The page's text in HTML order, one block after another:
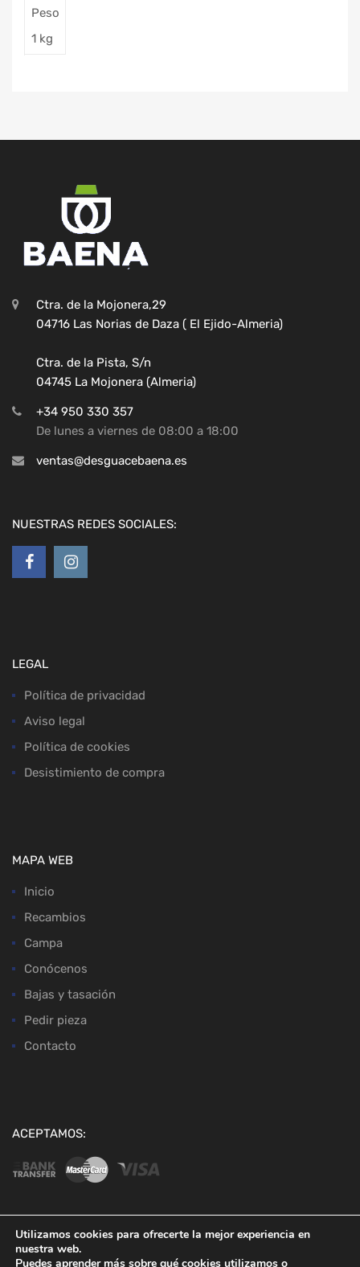
Peso
1 kg
Ctra. de la Mojonera,29
04716 Las Norias de Daza ( El Ejido-Almeria)
Ctra. de la Pista, S/n
04745 La Mojonera (Almeria)
+34 950 330 357
De lunes a viernes de 08:00 a 18:00
ventas@desguacebaena.es
NUESTRAS REDES SOCIALES:
LEGAL
Política de privacidad
Aviso legal
Política de cookies
Desistimiento de compra
MAPA WEB
Inicio
Recambios
Campa
Conócenos
Bajas y tasación
Pedir pieza
Contacto
ACEPTAMOS:
Utilizamos cookies para ofrecerte la mejor experiencia en
nuestra web.
Puedes aprender más sobre qué cookies utilizamos o